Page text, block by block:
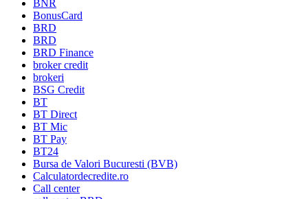
BNR
BonusCard
BRD
BRD
BRD Finance
broker credit
brokeri
BSG Credit
BT
BT Direct
BT Mic
BT Pay
BT24
Bursa de Valori Bucuresti (BVB)
Calculatordecredite.ro
Call center